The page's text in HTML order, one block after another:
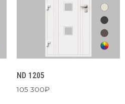
ND 1205
105 300₽